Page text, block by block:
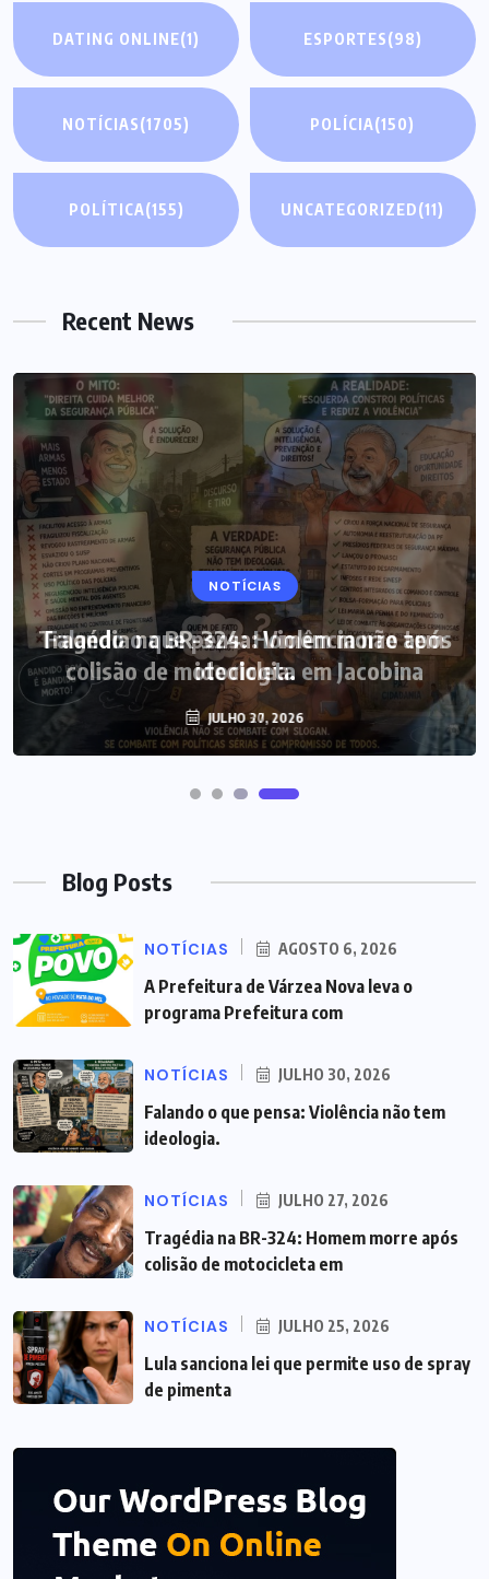
DATING ONLINE(1) ESPORTES(98)
NOTÍCIAS(1705) POLÍCIA(150)
POLÍTICA(155) UNCATEGORIZED(11)
Recent News
NOTÍCIAS
Tragédia na BR-324: Homem morre após
colisão de motocicleta em Jacobina
JULHO 27, 2026
Blog Posts
NOTÍCIAS AGOSTO 6, 2026
A Prefeitura de Várzea Nova leva o
programa Prefeitura com
NOTÍCIAS JULHO 30, 2026
Falando o que pensa: Violência não tem
ideologia.
NOTÍCIAS JULHO 27, 2026
Tragédia na BR-324: Homem morre após
colisão de motocicleta em
NOTÍCIAS JULHO 25, 2026
Lula sanciona lei que permite uso de spray
de pimenta